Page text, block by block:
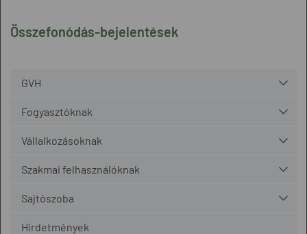
Összefonódás-bejelentések
GVH
Fogyasztóknak
Vállalkozásoknak
Szakmai felhasználóknak
Sajtószoba
Hirdetmények